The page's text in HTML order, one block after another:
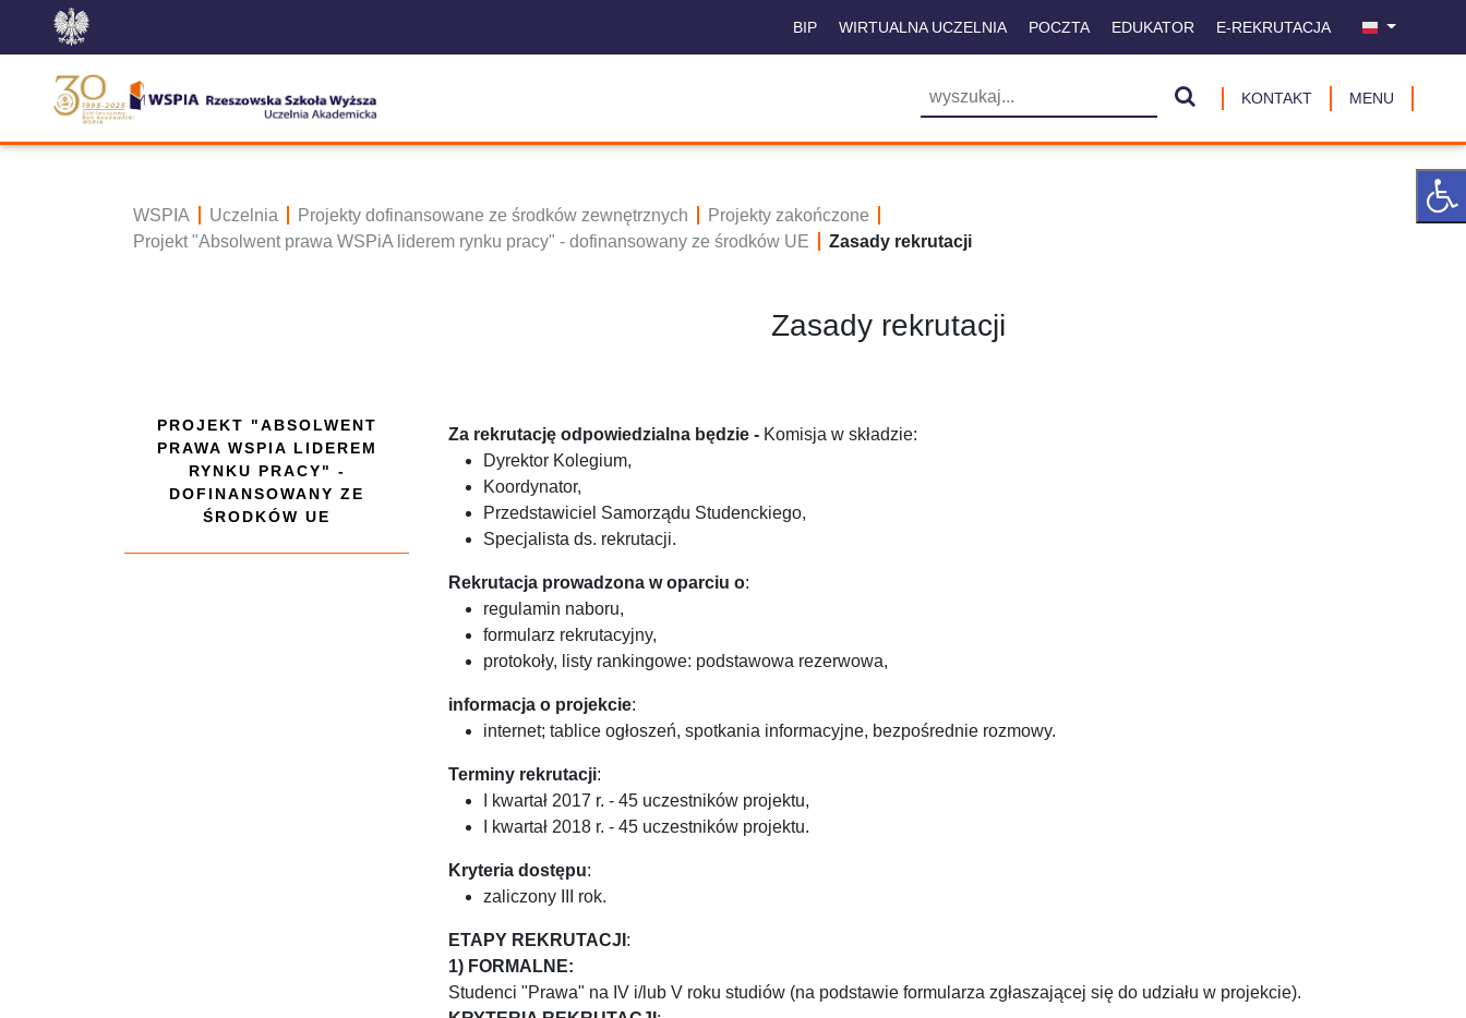
BIP WIRTUALNA UCZELNIA POCZTA EDUKATOR E-REKRUTACJA
KONTAKT MENU
WSPIA Uczelnia Projekty dofinansowane ze środków zewnętrznych
Projekty zakończone
Projekt "Absolwent prawa WSPiA liderem rynku pracy" - dofinansowany ze środków UE
Zasady rekrutacji
PROJEKT "ABSOLWENT
PRAWA WSPIA LIDEREM
RYNKU PRACY" -
DOFINANSOWANY ZE
ŚRODKÓW UE
Zasady rekrutacji
Za rekrutację odpowiedzialna będzie - Komisja w składzie:
Dyrektor Kolegium,
Koordynator,
Przedstawiciel Samorządu Studenckiego,
Specjalista ds. rekrutacji.
Rekrutacja prowadzona w oparciu o:
regulamin naboru,
formularz rekrutacyjny,
protokoły, listy rankingowe: podstawowa rezerwowa,
informacja o projekcie:
internet; tablice ogłoszeń, spotkania informacyjne, bezpośrednie rozmowy.
Terminy rekrutacji:
I kwartał 2017 r. - 45 uczestników projektu,
I kwartał 2018 r. - 45 uczestników projektu.
Kryteria dostępu:
zaliczony III rok.
ETAPY REKRUTACJI :
1) FORMALNE:
Studenci "Prawa" na IV i/lub V roku studiów (na podstawie formularza zgłaszającej się do udziału w projekcie).